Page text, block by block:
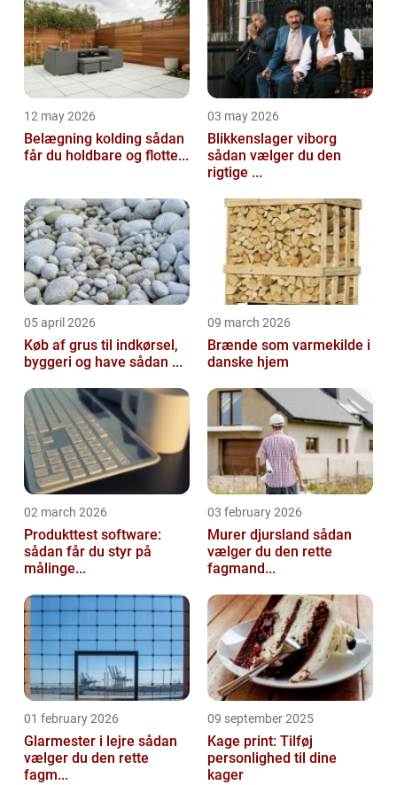
12 may 2026
Belægning kolding sådan
får du holdbare og flotte...
03 may 2026
Blikkenslager viborg
sådan vælger du den
rigtige ...
05 april 2026
Køb af grus til indkørsel,
byggeri og have sådan ...
09 march 2026
Brænde som varmekilde i
danske hjem
02 march 2026
Produkttest software:
sådan får du styr på
målinge...
03 february 2026
Murer djursland sådan
vælger du den rette
fagmand...
01 february 2026
Glarmester i lejre sådan
vælger du den rette
fagm...
09 september 2025
Kage print: Tilføj
personlighed til dine
kager